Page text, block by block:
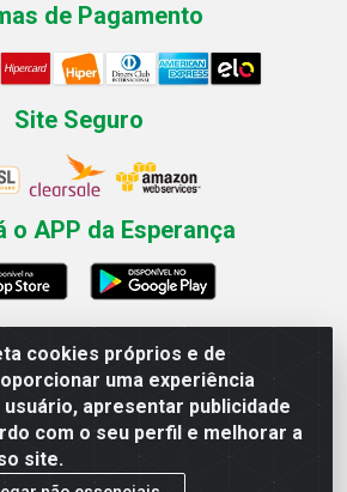
cookies próprios e de
uma experiência
apresentar publicidade
com o seu perfil e melhorar a
site.
de Pagamento
Site Seguro
o APP da Esperança
- Rua Professor Caldas Filho, 291 -
/ PE CEP: 50771-335 - CNPJ
03.666.136/0001-23